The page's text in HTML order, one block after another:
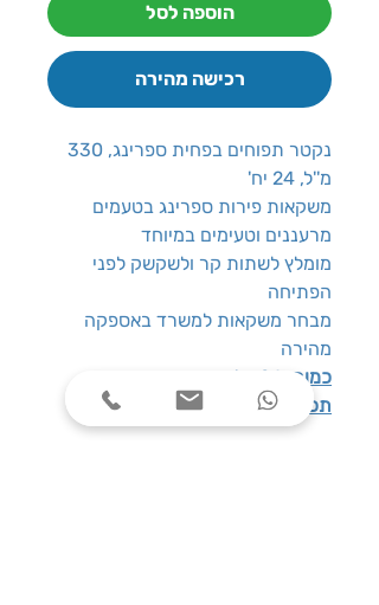
הוספה לסל
רכישה מהירה
נקטר תפוחים בפחית ספרינג, 330
מ''ל, 24 יח'
משקאות פירות ספרינג בטעמים
מרעננים וטעימים במיוחד
מומלץ לשתות קר ולשקשק לפני
הפתיחה
מבחר משקאות למשרד באספקה
מהירה
כמות
תכולה
: 330 מ''ל